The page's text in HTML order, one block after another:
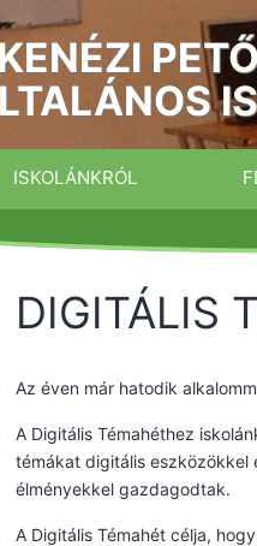
ISKOLÁNKRÓL
DIGITÁLIS
Az éven már hatodik
A Digitális Témahéthez
témákat digitális eszközökkel
élményekkel gazdagodtak.
A Digitális Témahét célja,